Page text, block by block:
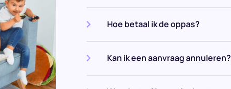
Hoe betaal ik de oppas?
Kan ik een aanvraag annuleren?